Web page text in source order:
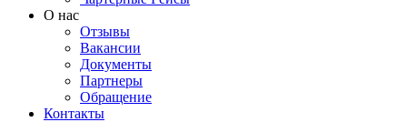
О нас
Отзывы
Вакансии
Документы
Партнеры
Обращение
Контакты